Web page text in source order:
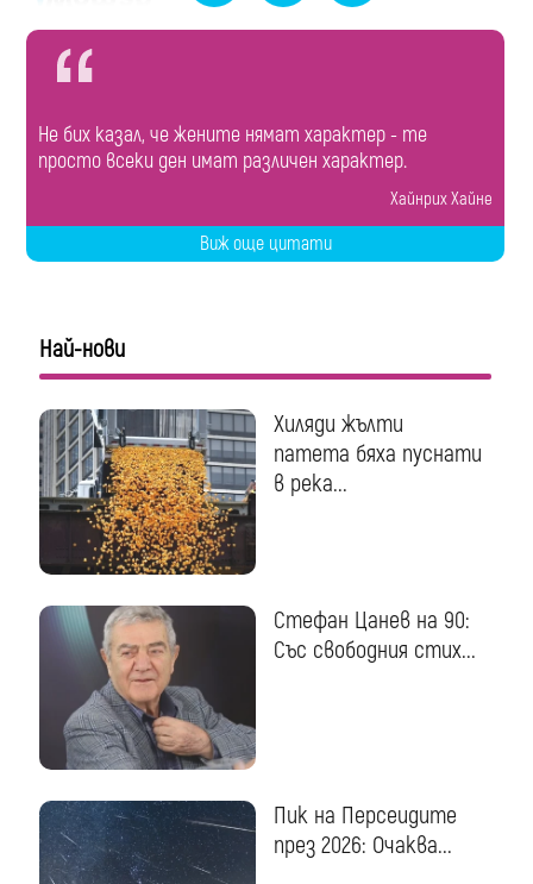
Не бих казал, че жените нямат характер - те
просто всеки ден имат различен характер.
Хайнрих Хайне
Виж още цитати
Най-нови
Хиляди жълти
патета бяха пуснати
в река...
Стефан Цанев на 90:
Със свободния стих...
Пик на Персеидите
през 2026: Очаква...